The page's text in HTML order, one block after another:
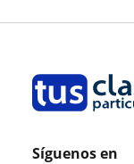
Síguenos en